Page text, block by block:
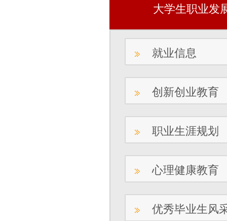
大学生职业发
就业信息
创新创业教育
职业生涯规划
心理健康教育
优秀毕业生风